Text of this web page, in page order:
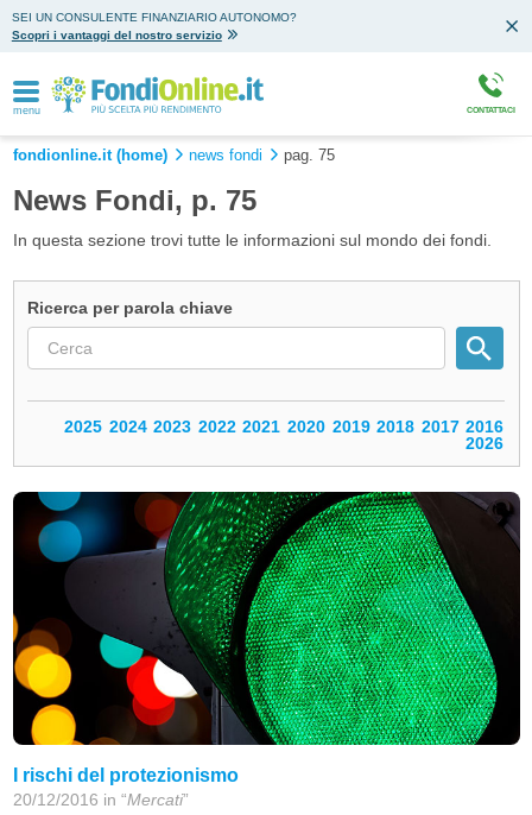
SEI UN CONSULENTE FINANZIARIO AUTONOMO?
Scopri i vantaggi del nostro servizio
menu CONTATTACI
fondionline.it (home) news fondi pag. 75
News Fondi, p. 75
In questa sezione trovi tutte le informazioni sul mondo dei fondi.
Ricerca per parola chiave
2016
2017
2018
2019
2020
2021
2022
2023
2024
2025
2026
I rischi del protezionismo
20/12/2016 in “Mercati”